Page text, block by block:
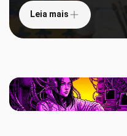
Leia mais
Sem categoria